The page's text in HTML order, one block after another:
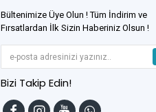
Bültenimize Üye Olun ! Tüm İndirim ve
Fırsatlardan İlk Sizin Haberiniz Olsun !
Bizi Takip Edin!